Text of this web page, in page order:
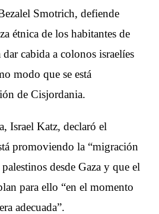
Smotrich, defiende
étnica de los habitantes de
cabida a colonos israelíes
modo que se está
de Cisjordania.
Israel Katz, declaró el
promoviendo la “migración
desde Gaza y que el
para ello “en el momento
adecuada”.